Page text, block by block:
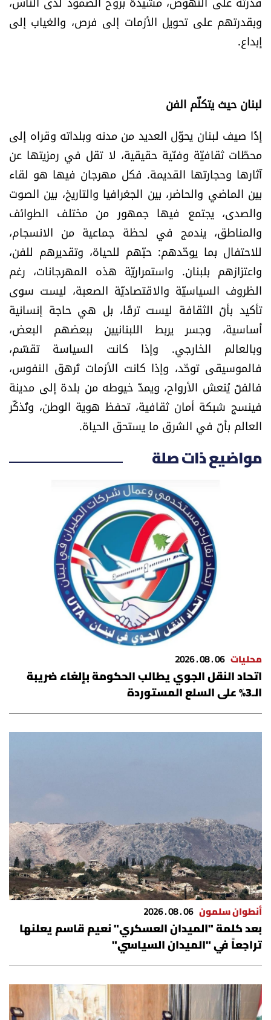
وبقدرتهم على تحويل الأزمات إلى فرص، والغياب إلى
إبداع.
لبنان حيث يتكلّم الفن
إذًا صيف لبنان يحوّل العديد من مدنه وبلداته وقراه إلى
محطّات ثقافيّة وفنّية حقيقية، لا تقل في رمزيتها عن
آثارها وحجارتها القديمة. فكل مهرجان فيها هو لقاء
بين الماضي والحاضر، بين الجغرافيا والتاريخ، بين الصوت
والصدى، يجتمع فيها جمهور من مختلف الطوائف
والمناطق، يندمج في لحظة جماعية من الانسجام،
للاحتفال بما يوحّدهم: حبّهم للحياة، وتقديرهم للفن،
واعتزازهم بلبنان. واستمراريّة هذه المهرجانات، رغم
الظروف السياسيّة والاقتصاديّة الصعبة، ليست سوى
تأكيد بأنّ الثقافة ليست ترفًا، بل هي حاجة إنسانية
أساسية، وجسر يربط اللبنانيين ببعضهم البعض،
وبالعالم الخارجي. وإذا كانت السياسة تقسّم،
فالموسيقى توحّد، وإذا كانت الأزمات تُرهق النفوس،
فالفنّ يُنعش الأرواح، ويمدّ خيوطه من بلدة إلى مدينة
فينسج شبكة أمان ثقافية، تحفظ هوية الوطن، وتُذكّر
العالم بأنّ في الشرق ما يستحق الحياة.
مواضيع ذات صلة
محليات 06 . 08 . 2026
اتحاد النقل الجوي يطالب الحكومة بإلغاء ضريبة
الـ3% على السلع المستوردة
أنطوان سلمون 06 . 08 . 2026
بعد كلمة "الميدان العسكري" نعيم قاسم يعلنها
تراجعاً في "الميدان السياسي"